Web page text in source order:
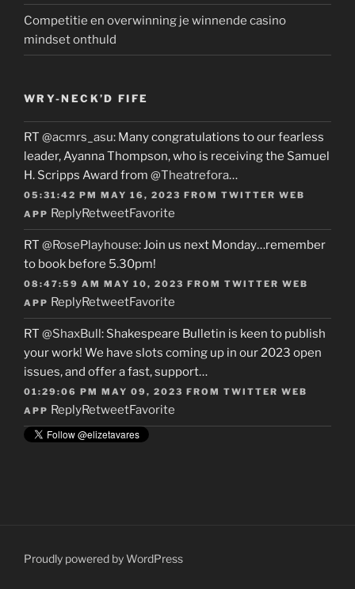
Competitie en overwinning je winnende casino
mindset onthuld
WRY-NECK’D FIFE
RT @acmrs_asu: Many congratulations to our fearless
leader, Ayanna Thompson, who is receiving the Samuel
H. Scripps Award from @Theatrefora…
05:31:42 PM MAY 16, 2023 FROM TWITTER WEB
APP ReplyRetweetFavorite
RT @RosePlayhouse: Join us next Monday…remember
to book before 5.30pm!
08:47:59 AM MAY 10, 2023 FROM TWITTER WEB
APP ReplyRetweetFavorite
RT @ShaxBull: Shakespeare Bulletin is keen to publish
your work! We have slots coming up in our 2023 open
issues, and offer a fast, support…
01:29:06 PM MAY 09, 2023 FROM TWITTER WEB
APP ReplyRetweetFavorite
Proudly powered by WordPress